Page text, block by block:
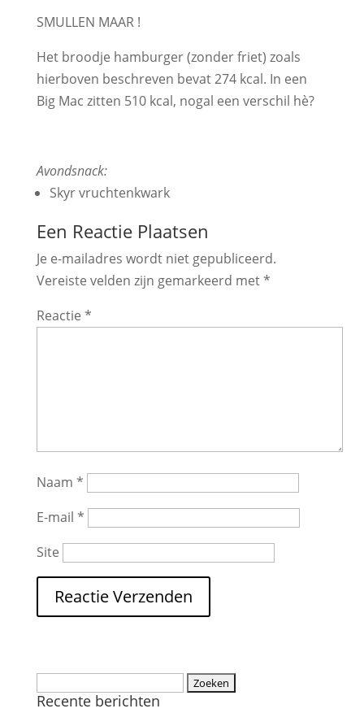
SMULLEN MAAR !
Het broodje hamburger (zonder friet) zoals
hierboven beschreven bevat 274 kcal. In een
Big Mac zitten 510 kcal, nogal een verschil hè?
Avondsnack:
Skyr vruchtenkwark
Een Reactie Plaatsen
Je e-mailadres wordt niet gepubliceerd.
Vereiste velden zijn gemarkeerd met*
Reactie *
Naam *
E-mail *
Site
Recente berichten